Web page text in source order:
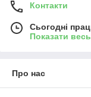
Контакти
Сьогодні
Показати
Про нас